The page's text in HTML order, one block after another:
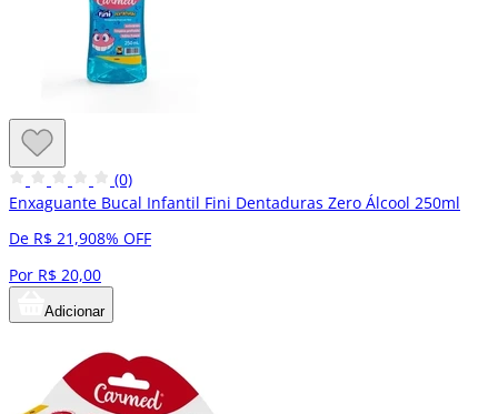
(0)
Enxaguante Bucal Infantil Fini Dentaduras Zero Álcool 250ml
De R$ 21,908% OFF
Por R$ 20,00
Adicionar